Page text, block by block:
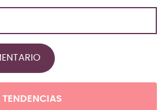
TENDENCIAS